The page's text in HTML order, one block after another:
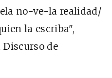
no-ve-la realidad/
la escriba",
de